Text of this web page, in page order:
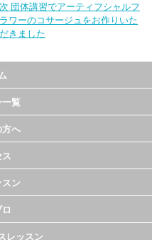
次 団体講習でアーティフシャルフ
ラワーのコサージュをお作りいた
だきました
一覧
方へ
ン
レッスン